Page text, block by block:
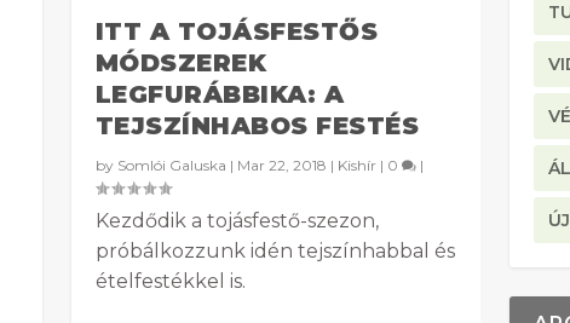
ITT A TOJÁSFESTŐS
MÓDSZEREK
LEGFURÁBBIKA: A
TEJSZÍNHABOS FESTÉS
by Somlói Galuska | Mar 22, 2018 | Kishír| 0 |
Kezdődik a tojásfestő-szezon,
próbálkozzunk idén tejszínhabbal és
ételfestékkel is.